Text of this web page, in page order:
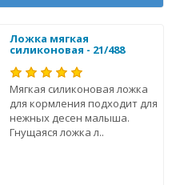
Ложка мягкая
силиконовая - 21/488
Мягкая силиконовая ложка
для кормления подходит для
нежных десен малыша.
Гнущаяся ложка л..